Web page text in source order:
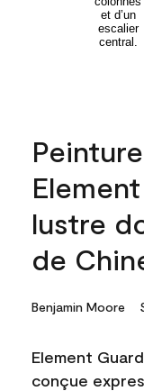
lustre
de
Benjamin Moore
Element
conçue